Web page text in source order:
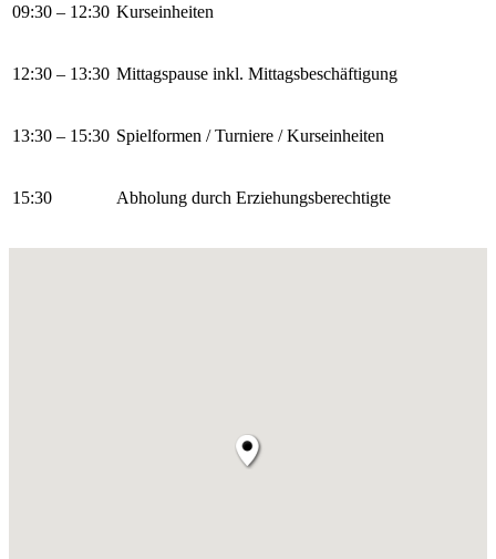
09:30 – 12:30 Kurseinheiten
12:30 – 13:30 Mittagspause inkl. Mittagsbeschäftigung
13:30 – 15:30 Spielformen / Turniere / Kurseinheiten
15:30 Abholung durch Erziehungsberechtigte